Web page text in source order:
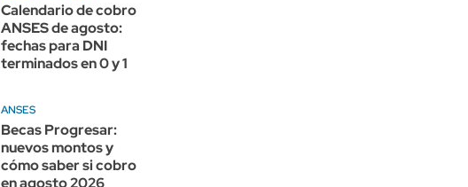
Calendario de cobro
ANSES de agosto:
fechas para DNI
terminados en 0 y 1
ANSES
Becas Progresar:
nuevos montos y
cómo saber si cobro
en agosto 2026